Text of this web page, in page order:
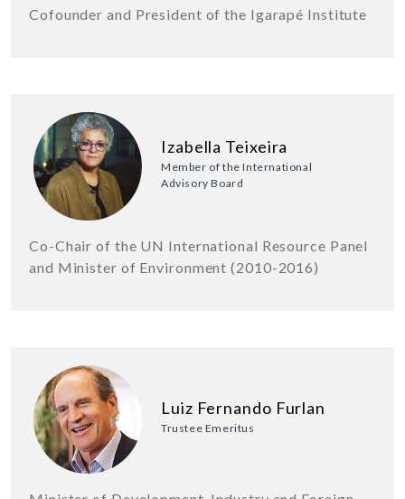
Cofounder and President of the Igarapé Institute
Izabella Teixeira
Member of the International
Advisory Board
Co-Chair of the UN International Resource Panel
and Minister of Environment (2010-2016)
Luiz Fernando Furlan
Trustee Emeritus